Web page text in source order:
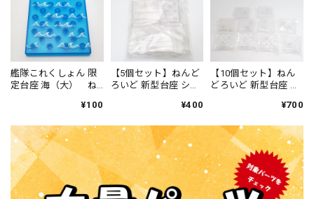
艦隊これくしょん 限
定台座 海（大） ね
¥100
【5個セット】ねんど
ろいど 新型台座 ショ
¥400
【10個セット】ねん
どろいど 新型台座 シ
¥700